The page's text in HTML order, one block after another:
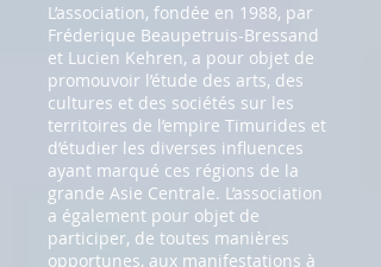
L’association, fondée en 1988, par
Fréderique Beaupetruis-Bressand
et Lucien Kehren, a pour objet de
promouvoir l’étude des arts, des
cultures et des sociétés sur les
territoires de l’empire Timurides et
d’étudier les diverses influences
ayant marqué ces régions de la
grande Asie Centrale. L’association
a également pour objet de
participer, de toutes manières
opportunes, aux manifestations à